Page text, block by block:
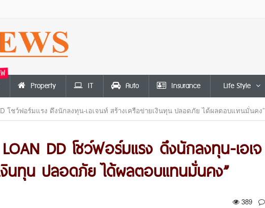
Property IT Auto Insurance Life Style
โชว์ฟอร์มแรง ดึงนักลงทุน-เอเจนท์ สร้างเครือข่ายเงินทุน ปลอดภัย ได้ผลตอบแทนมั่นคง”
DD โชว์ฟอร์มแรง ดึงนักลงทุน-เอเจ
งินทุน ปลอดภัย ได้ผลตอบแทนมั่นคง”
389